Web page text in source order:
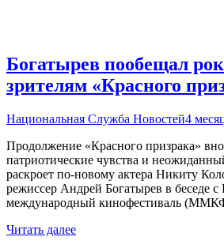
Богатырев пообещал
зрителям «Красного
Национальная Служба Новостей4
Продолжение «Красного призрака»
патриотические чувства и
раскроет по-новому актера Никиту
режиссер Андрей Богатырев в беседе
международный кинофестиваль
Читать далее